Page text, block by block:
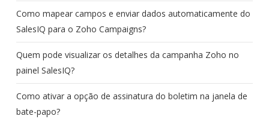
Como mapear campos e enviar dados automaticamente do
SalesIQ para o Zoho Campaigns?
Quem pode visualizar os detalhes da campanha Zoho no
painel SalesIQ?
Como ativar a opção de assinatura do boletim na janela de
bate-papo?